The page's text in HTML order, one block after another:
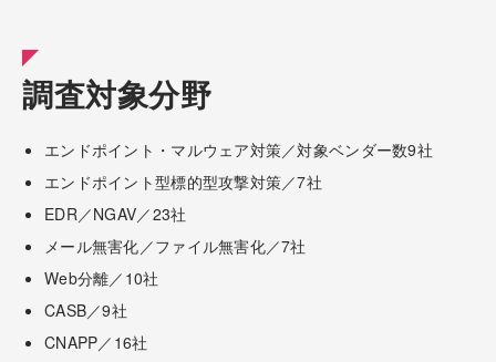
調査対象分野
エンドポイント・マルウェア対策／対象ベンダー数9社
エンドポイント型標的型攻撃対策／7社
EDR／NGAV／23社
メール無害化／ファイル無害化／7社
Web分離／10社
CASB／9社
CNAPP／16社